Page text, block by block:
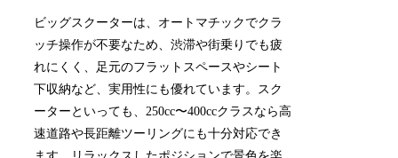
ビッグスクーターは、オートマチックでクラ
ッチ操作が不要なため、渋滞や街乗りでも疲
れにくく、足元のフラットスペースやシート
下収納など、実用性にも優れています。スク
ーターといっても、250cc〜400ccクラスなら高
速道路や長距離ツーリングにも十分対応でき